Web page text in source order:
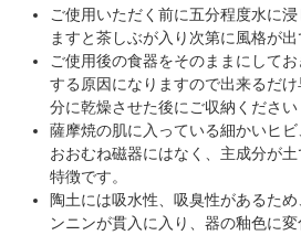
ご使用いただく前に五分程度水に
ますと茶しぶが入り次第に風格が出
ご使用後の食器をそのままにして
する原因になりますので出来るだ
分に乾燥させた後にご収納ください
薩摩焼の肌に入っている細かいヒビ
おおむね磁器にはなく、主成分が
特徴です。
陶土には吸水性、吸臭性があるた
ンニンが貫入に入り、器の釉色に変